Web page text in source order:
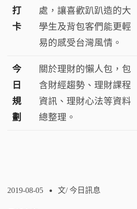
打
卡
處，讓喜歡趴趴造的大
學生及背包客們能更輕
易的感受台灣風情。
今
日
規
劃
關於理財的懶人包，包
含財經趨勢、理財課程
資訊、理財心法等資料
總整理。
2019-08-05 文/今日訊息